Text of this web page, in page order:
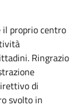
il proprio centro
Ringrazio
di
svolto in